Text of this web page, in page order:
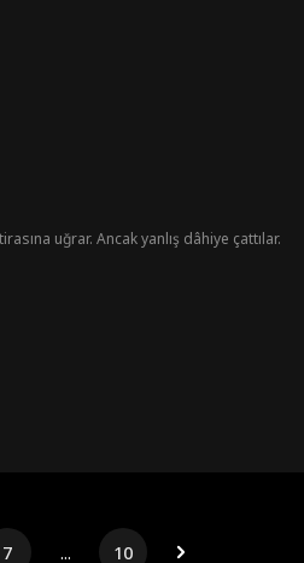
uğrar. Ancak yanlış dâhiye çattılar.
7 ... 10